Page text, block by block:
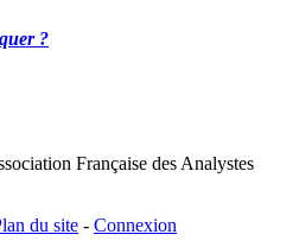
?
Française des Analystes
du site - Connexion